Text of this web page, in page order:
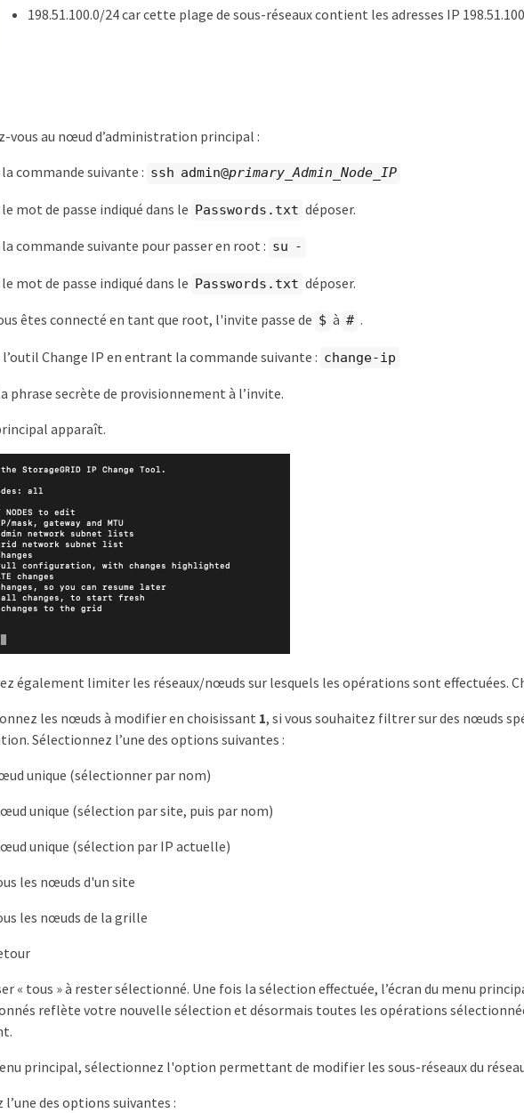
198.51.100.0/24 car cette plage de sous-réseaux contient les adresses IP
vous au nœud d’administration principal :
commande suivante : ssh admin@primary_Admin_Node_IP
mot de passe indiqué dans le Passwords.txt déposer.
commande suivante pour passer en root : su -
mot de passe indiqué dans le Passwords.txt déposer.
êtes connecté en tant que root, l'invite passe de $ à # .
Change IP en entrant la commande suivante : change-ip
phrase secrète de provisionnement à l’invite.
apparaît.
également limiter les réseaux/nœuds sur lesquels les opérations sont effectuées.
les nœuds à modifier en choisissant 1, si vous souhaitez filtrer sur des nœuds
Sélectionnez l’une des options suivantes :
unique (sélectionner par nom)
unique (sélection par site, puis par nom)
unique (sélection par IP actuelle)
les nœuds d'un site
les nœuds de la grille
« tous » à rester sélectionné. Une fois la sélection effectuée, l’écran du menu
reflète votre nouvelle sélection et désormais toutes les opérations
principal, sélectionnez l'option permettant de modifier les sous-réseaux du
l’une des options suivantes :